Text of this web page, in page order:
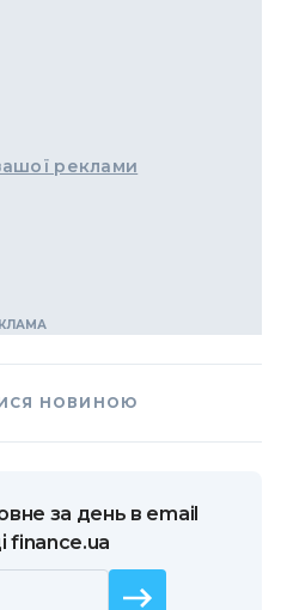
реклами
НОВИНОЮ
за день в email
finance.ua